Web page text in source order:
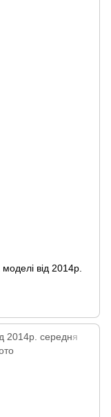
від 2014р.